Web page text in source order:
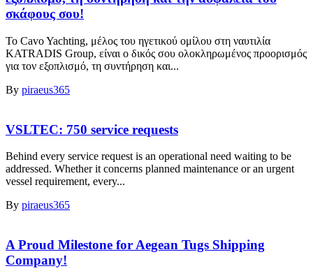
σκάφους σου!
Το Cavo Yachting, μέλος του ηγετικού ομίλου στη ναυτιλία
KATRADIS Group, είναι ο δικός σου ολοκληρωμένος προορισμός
για τον εξοπλισμό, τη συντήρηση και...
By piraeus365
VSLTEC: 750 service requests
Behind every service request is an operational need waiting to be
addressed. Whether it concerns planned maintenance or an urgent
vessel requirement, every...
By piraeus365
A Proud Milestone for Aegean Tugs Shipping
Company!